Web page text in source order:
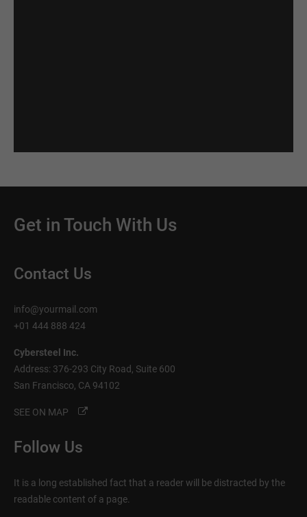
Get in Touch With Us
Contact Us
info@yourmail.com
+01 444 888 424
Cybersteel Inc.
Address: 376-293 City Road, Suite 600
San Francisco, CA 94102
SEE ON MAP
Follow Us
It is a long established fact that a reader will be distracted by the
readable content of a page.